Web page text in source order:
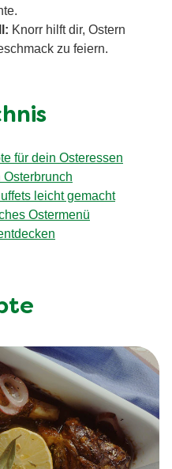
Knorr hilft dir, Ostern
zu feiern.
für dein Osteressen
leicht gemacht
Ostermenü